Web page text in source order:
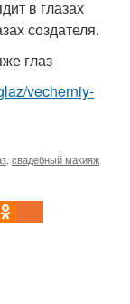
в глазах
создателя.
глаз
vecherniy-
свадебный макияж